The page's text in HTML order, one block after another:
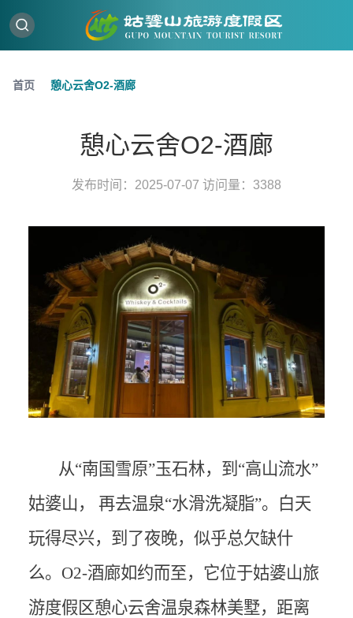
首页 憩心云舍O2-酒廊
憩心云舍O2-酒廊
发布时间：2025-07-07 访问量：3388
从“南国 雪原”玉石林，到“高山流水”
姑婆山， 再去温泉“水滑洗凝脂”。白天
玩得尽兴，到了夜晚，似乎总欠缺什
么。O2-酒廊如约而至，它位于姑婆山旅
游度假区憩心云舍温泉森林美墅，距离